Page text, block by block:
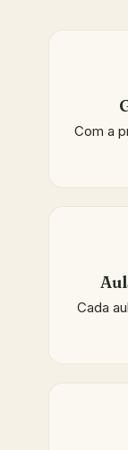
Com a
Cada